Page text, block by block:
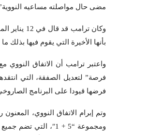
مضى حال مواصلته مساعيه
بأنها الأخيرة التي يقوم فيها بذلك
واعتبر ترامب أن الاتفاق النووي
فرصة” لتعديل الصفقة، التي
فرضها قيودا على البرنامج